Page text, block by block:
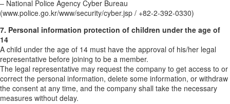
– National Police Agency Cyber Bureau
(www.police.go.kr/www/security/cyber.jsp / +82-2-392-0330)
7. Personal information protection of children under the age of
14
A child under the age of 14 must have the approval of his/her legal
representative before joining to be a member.
The legal representative may request the company to get access to or
correct the personal information, delete some information, or withdraw
the consent at any time, and the company shall take the necessary
measures without delay.